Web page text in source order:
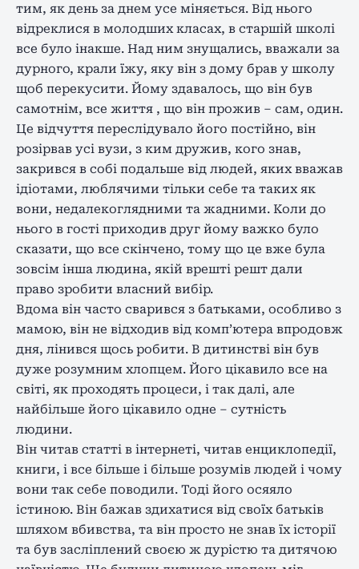
тим, як день за днем усе міняється. Від нього
відреклися в молодших класах, в старшій школі
все було інакше. Над ним знущались, вважали за
дурного, крали їжу, яку він з дому брав у школу
щоб перекусити. Йому здавалось, що він був
самотнім, все життя , що він прожив – сам, один.
Це відчуття переслідувало його постійно, він
розірвав усі вузи, з ким дружив, кого знав,
закрився в собі подальше від людей, яких вважав
ідіотами, люблячими тільки себе та таких як
вони, недалекоглядними та жадними. Коли до
нього в гості приходив друг йому важко було
сказати, що все скінчено, тому що це вже була
зовсім інша людина, якій врешті решт дали
право зробити власний вибір.
Вдома він часто сварився з батьками, особливо з
мамою, він не відходив від комп’ютера впродовж
дня, лінився щось робити. В дитинстві він був
дуже розумним хлопцем. Його цікавило все на
світі, як проходять процеси, і так далі, але
найбільше його цікавило одне – сутність
людини.
Він читав статті в інтернеті, читав енциклопедії,
книги, і все більше і більше розумів людей і чому
вони так себе поводили. Тоді його осяяло
істиною. Він бажав здихатися від своїх батьків
шляхом вбивства, та він просто не знав їх історії
та був засліплений своєю ж дурістю та дитячою